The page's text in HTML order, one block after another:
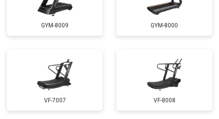
GYM-8009 GYM-8000
VF-7007 VF-8008